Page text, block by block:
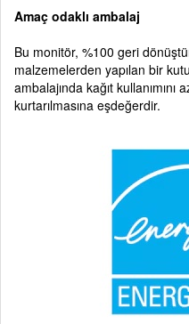
Amaç odaklı ambalaj
Bu monitör, %100 geri
malzemelerden yapılan bir
ambalajında kağıt kullanımını
kurtarılmasına eşdeğerdir.